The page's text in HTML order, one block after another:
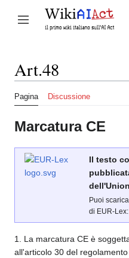
contenuto
Attiva/disattiva la barra
Art.48
Pagina Discussione
Marcatura CE
Il testo
Puoi
di EUR-Lex:
1. La marcatura CE è
all'articolo 30 del regolamento